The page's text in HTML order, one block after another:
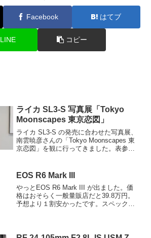
Facebook はてブ
LINE コピー
ライカ SL3-S 写真展「Tokyo
Moonscapes 東京恋図」
ライカ SL3-S の発売に合わせた写真展、
南雲暁彦さんの「Tokyo Moonscapes 東
京恋図」を観に行ってきました。表参道
て（笑。この春から仕事の上でだけ港
区...
EOS R6 Mark III
やっとEOS R6 Mark III が出ました。価
格はおそらく一般量販店だと39.8万円。
予想より１割安かったです。スペックは